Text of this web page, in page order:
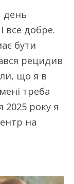
день
все добре.
бути
рецидив
що я в
треба
року я
на